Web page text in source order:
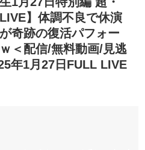
】体調不良で休演
奇跡の復活パフォー
＜配信/無料動画/見逃
年1月27日FULL LIVE